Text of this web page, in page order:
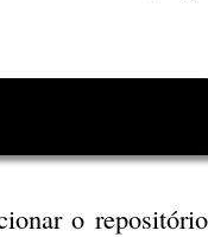
o repositório